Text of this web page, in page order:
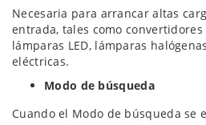
Necesaria para arrancar altas
entrada, tales como
lámparas LED, lámparas
eléctricas.
Modo de búsqueda
Cuando el Modo de búsqueda se